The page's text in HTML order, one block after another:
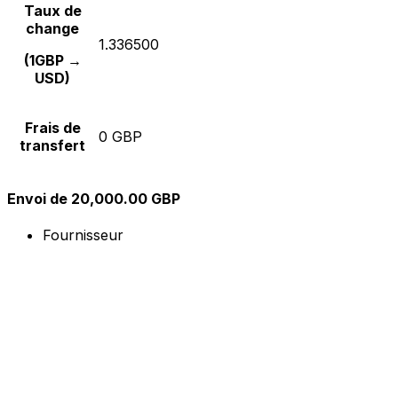
Taux de
change
(1GBP →
USD)
1.336500
Frais de
transfert
0 GBP
Envoi de 20,000.00 GBP
Fournisseur